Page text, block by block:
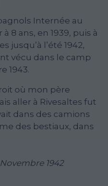
Internée au
8 ans, en 1939, puis à
jusqu’à l’été 1942,
vécu dans le camp
1943.
où mon père
aller à Rivesaltes fut
dans des camions
des bestiaux, dans
1942